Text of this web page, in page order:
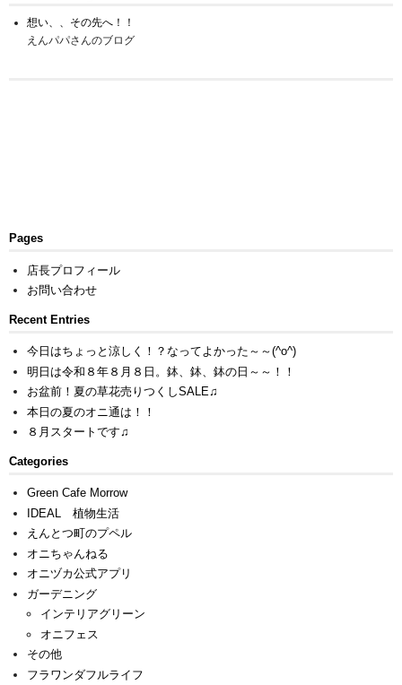
想い、、その先へ！！
えんパパさんのブログ
Pages
店長プロフィール
お問い合わせ
Recent Entries
今日はちょっと涼しく！？なってよかった～～(^o^)
明日は令和８年８月８日。鉢、鉢、鉢の日～～！！
お盆前！夏の草花売りつくしSALE♫
本日の夏のオニ通は！！
８月スタートです♫
Categories
Green Cafe Morrow
IDEAL 植物生活
えんとつ町のプペル
オニちゃんねる
オニヅカ公式アプリ
ガーデニング
インテリアグリーン
オニフェス
その他
フラワンダフルライフ